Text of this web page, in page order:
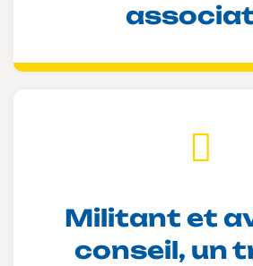
Militant et
conseil, un